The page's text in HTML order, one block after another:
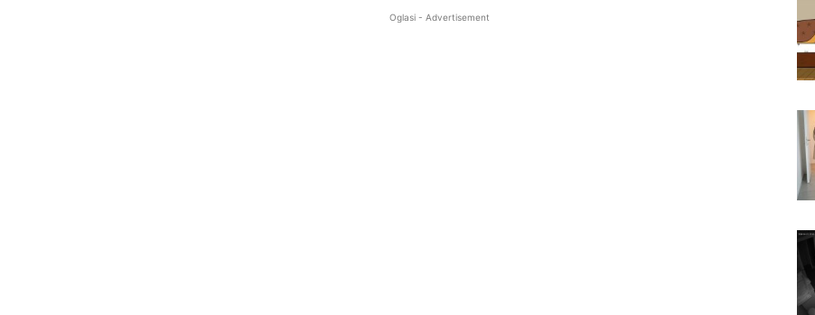
Oglasi - Advertisement